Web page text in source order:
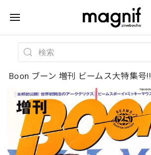
Boon ブーン 増刊 ビームス大特集号!!